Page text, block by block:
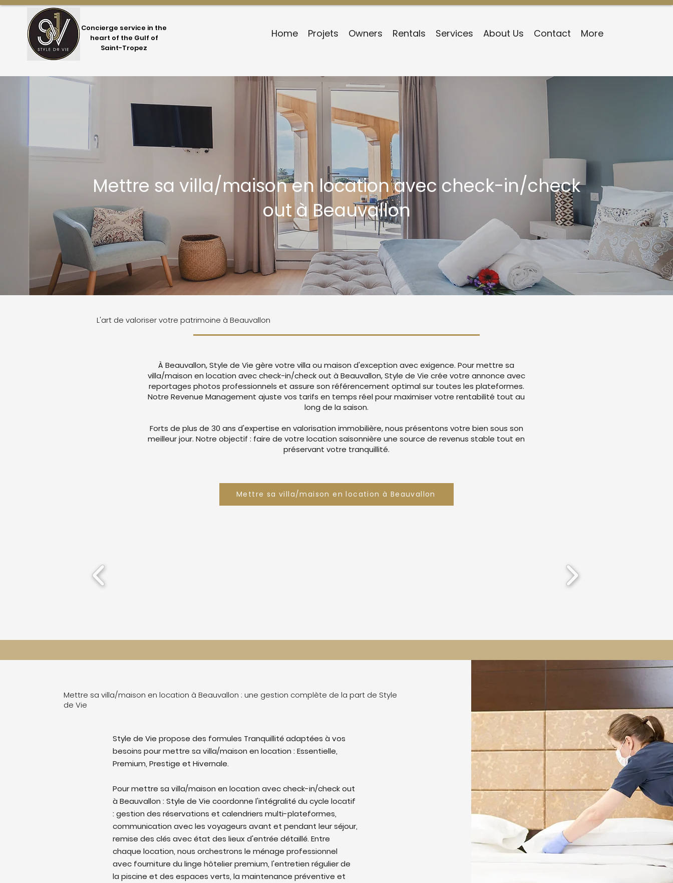
Concierge service in the
heart of the Gulf of
Saint-Tropez
Home Projets Owners Rentals Services About Us Contact More
Mettre sa villa/maison en location avec check-in/check
out à Beauvallon
L'art de valoriser votre patrimoine à Beauvallon
À Beauvallon, Style de Vie gère votre villa ou maison d'exception avec exigence. Pour mettre sa
villa/maison en location avec check-in/check out à Beauvallon, Style de Vie crée votre annonce avec
reportages photos professionnels et assure son référencement optimal sur toutes les plateformes.
Notre Revenue Management ajuste vos tarifs en temps réel pour maximiser votre rentabilité tout au
long de la saison.
Forts de plus de 30 ans d'expertise en valorisation immobilière, nous présentons votre bien sous son
meilleur jour. Notre objectif : faire de votre location saisonnière une source de revenus stable tout en
préservant votre tranquillité.
Mettre sa villa/maison en location à Beauvallon
Mettre sa villa/maison en location à Beauvallon : une gestion complète de la part de Style
de Vie
Style de Vie propose des formules Tranquillité adaptées à vos
besoins pour mettre sa villa/maison en location : Essentielle,
Premium, Prestige et Hivernale.
Pour mettre sa villa/maison en location avec check-in/check out
à Beauvallon : Style de Vie coordonne l'intégralité du cycle locatif
: gestion des réservations et calendriers multi-plateformes,
communication avec les voyageurs avant et pendant leur séjour,
remise des clés avec état des lieux d'entrée détaillé. Entre
chaque location, nous orchestrons le ménage professionnel
avec fourniture du linge hôtelier premium, l'entretien régulier de
la piscine et des espaces verts, la maintenance préventive et